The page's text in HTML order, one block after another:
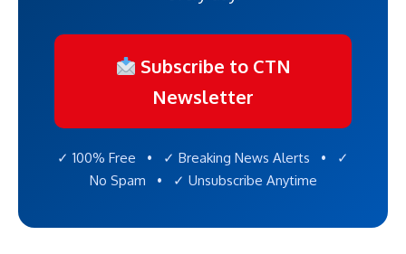
Subscribe to CTN
Newsletter
✓ 100% Free • ✓ Breaking News Alerts • ✓
No Spam • ✓ Unsubscribe Anytime